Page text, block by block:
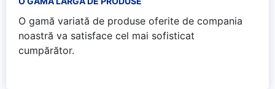
O gamă variată de produse oferite de compania
noastră va satisface cel mai sofisticat
cumpărător.